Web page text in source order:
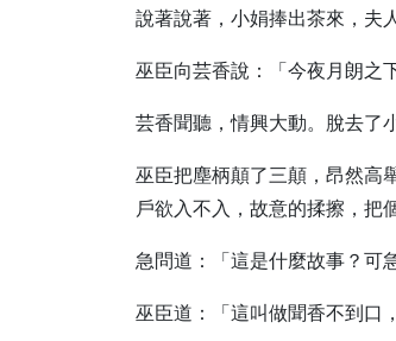
說著說著，小娟捧出茶來，夫
巫臣向芸香說：「今夜月朗之
芸香聞聽，情興大動。脫去了
巫臣把塵柄顛了三顛，昂然高
戶欲入不入，故意的揉擦，把
急問道：「這是什麼故事？可
巫臣道：「這叫做聞香不到口